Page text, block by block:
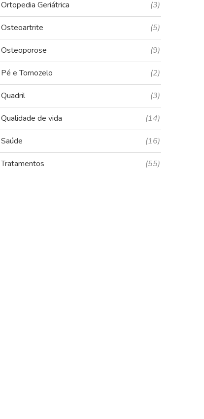
Ortopedia Geriátrica (3)
Osteoartrite (5)
Osteoporose (9)
Pé e Tornozelo (2)
Quadril (3)
Qualidade de vida (14)
Saúde (16)
Tratamentos (55)